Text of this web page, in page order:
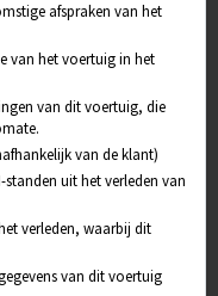
afspraken van het
van het voertuig in het
van dit voertuig, die
van de klant)
standen uit het verleden van
verleden, waarbij dit
van dit voertuig